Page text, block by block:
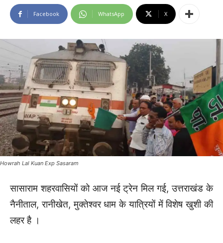
Facebook WhatsApp X
Howrah Lal Kuan Exp Sasaram
सासाराम शहरवासियों को आज नई ट्रेन मिल गई, उत्तराखंड के
नैनीताल, रानीखेत, मुक्तेश्वर धाम के यात्रियों में विशेष खुशी की
लहर है ।